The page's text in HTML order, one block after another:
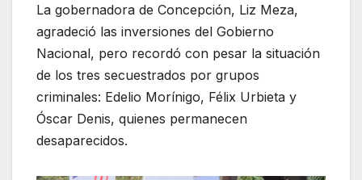
La gobernadora de Concepción, Liz Meza,
agradeció las inversiones del Gobierno
Nacional, pero recordó con pesar la situación
de los tres secuestrados por grupos
criminales: Edelio Morínigo, Félix Urbieta y
Óscar Denis, quienes permanecen
desaparecidos.